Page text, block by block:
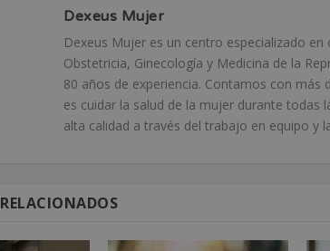
Dexeus Mujer
Dexeus Mujer es un centro especializado
Obstetricia, Ginecología y Medicina de la
80 años de experiencia. Contamos con
es cuidar la salud de la mujer durante
alta calidad a través del trabajo en equipo y